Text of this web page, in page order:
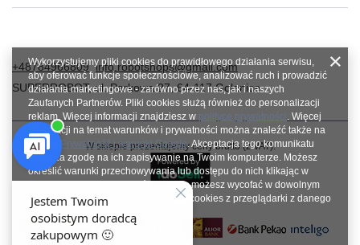
+48784966809 info.robotshops@gmail.com
SUPERROBOT,ul. Parkowa 27,64-117Gołanice
W sklepie prezentujemy ceny brutto (z VAT).
Wykorzystujemy pliki cookies do prawidłowego działania serwisu,
aby oferować funkcje społecznościowe, analizować ruch i prowadzić
działania marketingowe - zarówno przez nas, jak i naszych
Zaufanych Partnerów. Pliki cookies służą również do personalizacji
reklam. Więcej informacji znajdziesz w polityce prywatności. Więcej
informacji na temat warunków i prywatności można znaleźć także na
stronie Prywatność i warunki Google. Akceptacja tego komunikatu
oznacza zgodę na ich zapisywanie na Twoim komputerze. Możesz
określić warunki przechowywania lub dostępu do nich klikając w
zakładkę „Konfiguracja zgód”. Zgodę możesz wycofać w dowolnym
momencie poprzez usunięcie plików cookies z przeglądarki z danego
urządzenia końcowego.
Zamknij